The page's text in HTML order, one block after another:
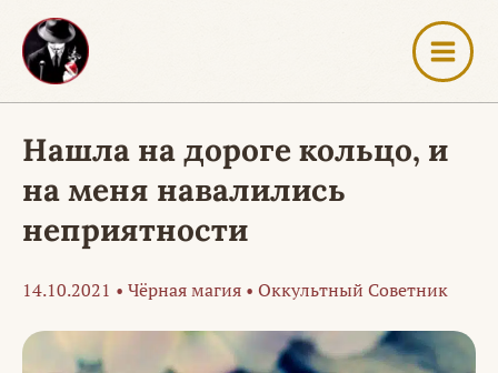
Перейти
содержимому
Нашла на дороге кольцо, и
на меня навалились
неприятности
14.10.2021 • Чёрная магия • Оккультный Советник